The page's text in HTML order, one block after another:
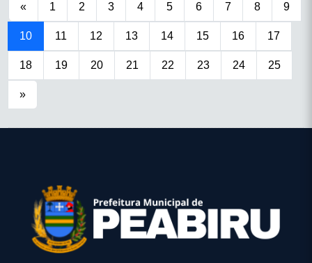
« 1 2 3 4 5 6 7 8 9
10 11 12 13 14 15 16 17
18 19 20 21 22 23 24 25
»